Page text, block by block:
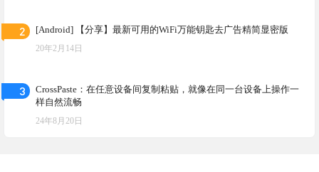
2 [Android] 【分享】最新可用的WiFi万能钥匙去广告精简显密版
20年2月14日
3
CrossPaste：在任意设备间复制粘贴，就像在同一台设备上操作一
样自然流畅
24年8月20日